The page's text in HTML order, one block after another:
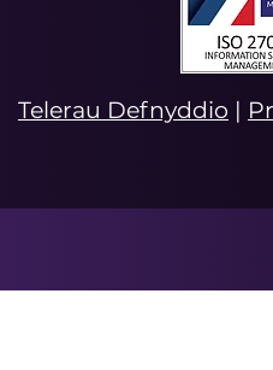
Telerau Defnyddio |